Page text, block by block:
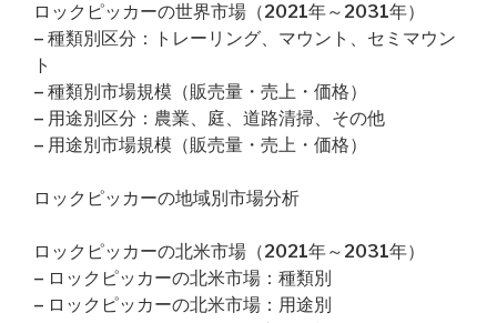
ロックピッカーの世界市場（2021年～2031年）
– 種類別区分：トレーリング、マウント、セミマウン
ト
– 種類別市場規模（販売量・売上・価格）
– 用途別区分：農業、庭、道路清掃、その他
– 用途別市場規模（販売量・売上・価格）
ロックピッカーの地域別市場分析
ロックピッカーの北米市場（2021年～2031年）
– ロックピッカーの北米市場：種類別
– ロックピッカーの北米市場：用途別